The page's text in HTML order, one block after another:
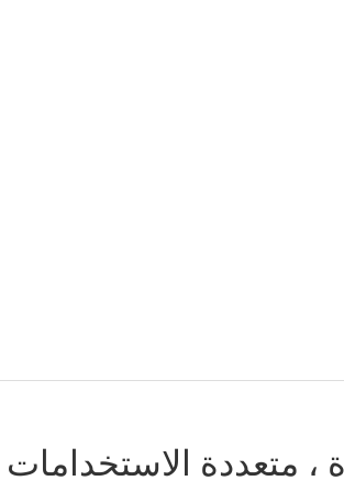
، متعددة الاستخدامات